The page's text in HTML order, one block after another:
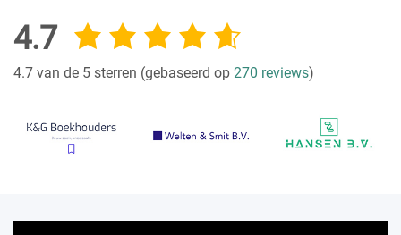
4.7
4.7 van de 5 sterren (gebaseerd op 270 reviews)